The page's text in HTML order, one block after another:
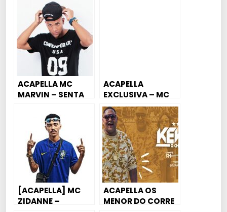
ACAPELLA MC
MARVIN – SENTA
ACAPELLA
EXCLUSIVA – MC
Brisola – Social
Maluca (Allison
Deejhay)
[ACAPELLA] MC
ZIDANNE –
ACAPELLA OS
MENOR DO CORRE